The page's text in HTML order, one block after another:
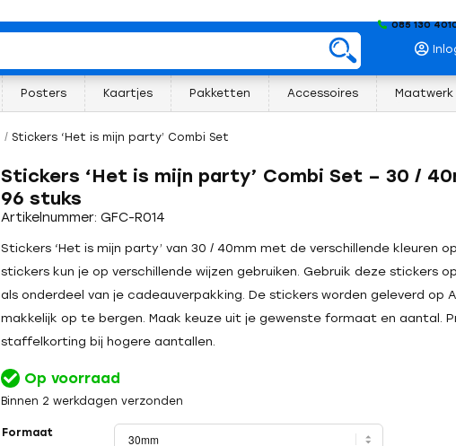
085 130
/ Stickers ‘Het is mijn party’ Combi Set
Posters Kaartjes Pakketten Accessoires Maatwerk
Stickers ‘Het is mijn party’ Combi Set – 30 /
96 stuks
Artikelnummer: GFC-R014
Stickers ‘Het is mijn party’ van 30 / 40mm met de verschillende kleuren
stickers kun je op verschillende wijzen gebruiken. Gebruik deze stickers
als onderdeel van je cadeauverpakking. De stickers worden geleverd op
makkelijk op te bergen. Maak keuze uit je gewenste formaat en aantal.
staffelkorting bij hogere aantallen.
Op voorraad
Binnen 2 werkdagen verzonden
Formaat